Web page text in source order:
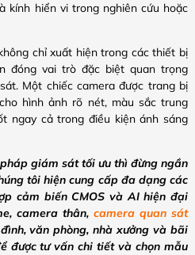
kính hiển vi trong nghiên cứu hoặc
chỉ xuất hiện trong các thiết bị
đóng vai trò đặc biệt quan trọng
Một chiếc camera được trang bị
hình ảnh rõ nét, màu sắc trung
ngay cả trong điều kiện ánh sáng
giám sát tối ưu thì đừng ngần
tôi hiện cung cấp đa dạng các
cảm biến CMOS và AI hiện đại
camera thân, camera quan sát
văn phòng, nhà xưởng và bãi
được tư vấn chi tiết và chọn mẫu